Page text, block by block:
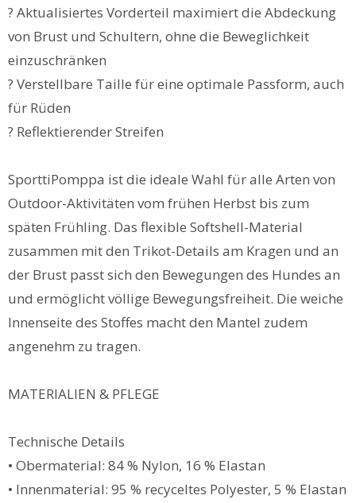
? Aktualisiertes Vorderteil maximiert die Abdeckung
von Brust und Schultern, ohne die Beweglichkeit
einzuschränken
? Verstellbare Taille für eine optimale Passform, auch
für Rüden
? Reflektierender Streifen
SporttiPomppa ist die ideale Wahl für alle Arten von
Outdoor-Aktivitäten vom frühen Herbst bis zum
späten Frühling. Das flexible Softshell-Material
zusammen mit den Trikot-Details am Kragen und an
der Brust passt sich den Bewegungen des Hundes an
und ermöglicht völlige Bewegungsfreiheit. Die weiche
Innenseite des Stoffes macht den Mantel zudem
angenehm zu tragen.
MATERIALIEN & PFLEGE
Technische Details
• Obermaterial: 84 % Nylon, 16 % Elastan
• Innenmaterial: 95 % recyceltes Polyester, 5 % Elastan